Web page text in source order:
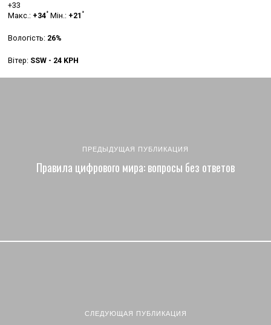
+33
Макс.: +34° Мін.: +21 °
Вологість: 26%
Вітер: SSW - 24 KPH
ПРЕДЫДУЩАЯ ПУБЛИКАЦИЯ
Правила цифрового мира: вопросы без ответов
СЛЕДУЮЩАЯ ПУБЛИКАЦИЯ